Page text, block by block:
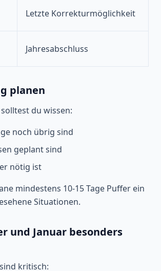
Letzte Korrekturmöglichkeit
Jahresabschluss
planen
du wissen:
noch übrig sind
geplant sind
nötig ist
mindestens 10-15 Tage Puffer ein
Situationen.
und Januar besonders
kritisch: